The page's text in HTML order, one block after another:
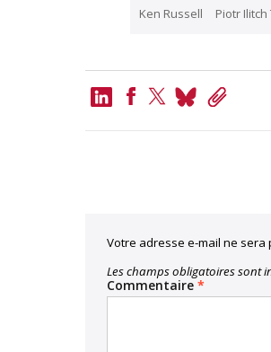
Ken Russell Piotr
LinkedIn
BlueskyCopy
Votre adresse e-mail ne sera
Les champs obligatoires sont
Commentaire *